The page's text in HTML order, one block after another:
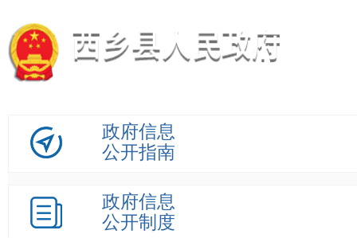
政府信息
公开指南
政府信息
公开制度